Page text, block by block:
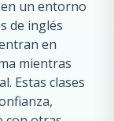
un entorno
de inglés
en
mientras
Estas clases